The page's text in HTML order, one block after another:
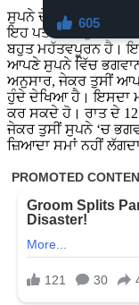
ਸੁਪਨੇ ਦੇਖਣ ਦਾ ਸਮਾਂ
ਇਹ ਪਤਾ ਲਗਾਉਣ ਲਈ
ਬਹੁਤ ਮਹੱਤਵਪੂਰਨ ਹੈ।
ਆਪਣੇ ਸੁਪਨੇ ਵਿੱਚ
ਅਨੁਸਾਰ, ਜੇਕਰ ਤੁਸੀਂ
ਹੁੰਦੇ ਦੇਖਿਆ ਹੈ। ਇਸਦਾ
ਕਰ ਸਕਦੇ ਹੋ। ਰਾਤ ਦੇ
ਜੇਕਰ ਤੁਸੀਂ ਸੁਪਨੇ ‘ਚ
ਜ਼ਿਆਦਾ ਸਮਾਂ ਨਹੀਂ